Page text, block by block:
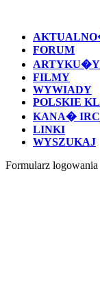
FORUM
ARTYKU�Y
FILMY
WYWIADY
POLSKIE
KANA� IRC
LINKI
WYSZUKAJ
Formularz logowania